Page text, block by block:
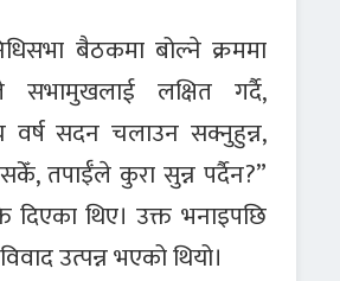
बैठकमा बोल्ने क्रममा
सभामुखलाई लक्षित गर्दै,
वर्ष सदन चलाउन सक्नुहुन्न,
तपाईँले कुरा सुन्न पर्दैन?”
दिएका थिए। उक्त भनाइपछि
उत्पन्न भएको थियो।